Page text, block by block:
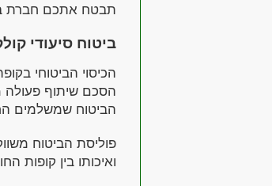
תבטח אתכם חברת
ביטוח סיעודי
הכיסוי הביטוחי
הסכם שיתוף פעולה
הביטוח שמשלמים
פוליסת הביטוח
ואיכותו בין קופות